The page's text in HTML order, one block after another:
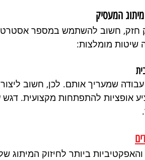
המעסיק
חזק, חשוב להשתמש במספר
שיטות מומלצות:
שמעריך אותם. לכן, חשוב
אופציות להתפתחות מקצועית. דגש
ביותר לחיזוק המיתוג